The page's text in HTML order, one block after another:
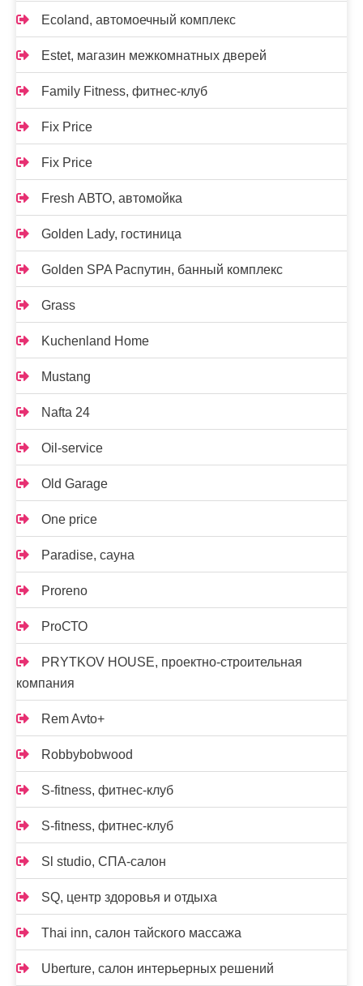
Ecoland, автомоечный комплекс
Estet, магазин межкомнатных дверей
Family Fitness, фитнес-клуб
Fix Price
Fix Price
Fresh АВТО, автомойка
Golden Lady, гостиница
Golden SPA Распутин, банный комплекс
Grass
Kuchenland Home
Mustang
Nafta 24
Oil-service
Old Garage
One price
Paradise, сауна
Proreno
ProСТО
PRYTKOV HOUSE, проектно-строительная
компания
Rem Avto+
Robbybobwood
S-fitness, фитнес-клуб
S-fitness, фитнес-клуб
Sl studio, СПА-салон
SQ, центр здоровья и отдыха
Thai inn, салон тайского массажа
Uberture, салон интерьерных решений